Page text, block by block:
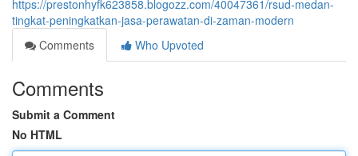
https://prestonhyfk623858.blogozz.com/40047361/rsud-medan-
tingkat-peningkatkan-jasa-perawatan-di-zaman-modern
Comments
Who Upvoted
Comments
Submit a Comment
No HTML